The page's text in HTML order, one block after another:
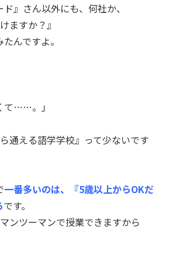
』さん以外にも、何社か、
ますか？』
んですよ。
て……。」
通える語学学校』って少ないです
一番多いのは、『5歳以上からOKだ
です。
ンツーマンで授業できますから